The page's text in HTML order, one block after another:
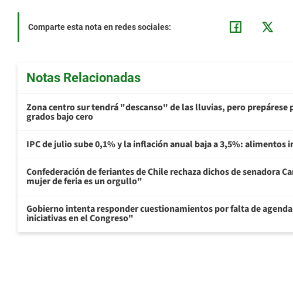
Comparte esta nota en redes sociales:
Notas Relacionadas
Zona centro sur tendrá "descanso" de las lluvias, pero prepárese
grados bajo cero
IPC de julio sube 0,1% y la inflación anual baja a 3,5%: alimentos
Confederación de feriantes de Chile rechaza dichos de senadora
mujer de feria es un orgullo"
Gobierno intenta responder cuestionamientos por falta de
iniciativas en el Congreso"